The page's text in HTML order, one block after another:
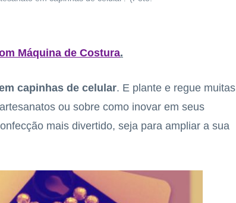
Máquina de Costura.
capinhas de celular. E plante e regue muitas
ou sobre como inovar em seus
mais divertido, seja para ampliar a sua